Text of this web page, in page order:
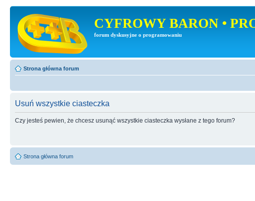
CYFROWY BARON •
forum dyskusyjne o programowaniu
Strona główna forum
Usuń wszystkie ciasteczka
Czy jesteś pewien, że chcesz usunąć wszystkie ciasteczka wysłane z tego forum?
Strona główna forum